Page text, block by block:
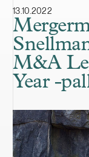
13.10.2022
M&A
Year -